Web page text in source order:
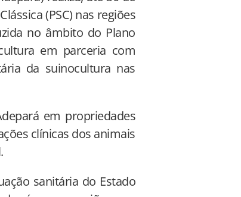
(PSC) nas regiões
no âmbito do Plano
em parceria com
da suinocultura nas
em propriedades
clínicas dos animais
sanitária do Estado